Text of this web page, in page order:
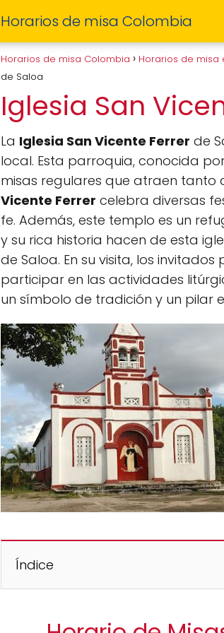
Horarios de misa Colombia
Horarios de misa Colombia Horarios de
de Saloa
Iglesia San
La Iglesia San Vicente Ferrer de
local. Esta parroquia, conocida
misas regulares que atraen tanto
Vicente Ferrer celebra diversas
fe. Además, este templo es un
y su rica historia hacen de esta
de Saloa. En su visita, los
participar en las actividades
un símbolo de tradición y un pilar
Índice